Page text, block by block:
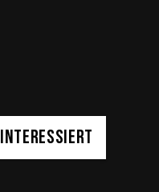
INTERESSIERT